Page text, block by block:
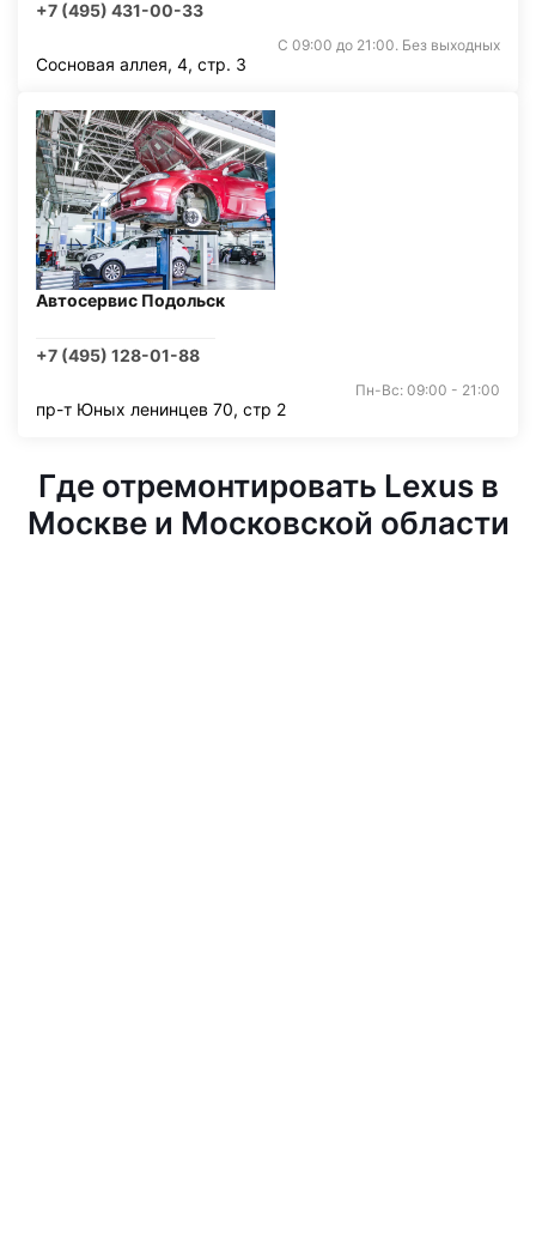
+7 (495) 431-00-33
С 09:00 до 21:00. Без выходных
Сосновая аллея, 4, стр. 3
Автосервис Подольск
+7 (495) 128-01-88
Пн-Вс: 09:00 - 21:00
пр-т Юных ленинцев 70, стр 2
Где отремонтировать Lexus в
Москве и Московской области